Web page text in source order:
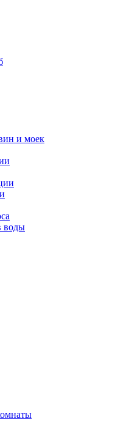
и моек
воды